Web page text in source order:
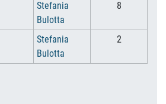
Stefania
Bulotta
8
Stefania
Bulotta
2